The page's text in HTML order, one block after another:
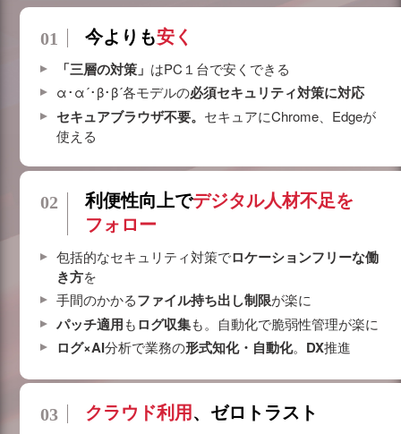
今よりも安く
「三層の対策」 はPC１台で安くできる
α･α´･β･β´各モデルの必須セキュリティ対策に対応
セキュアブラウザ不要。 セキュアにChrome、Edgeが
使える
利便性向上でデジタル人材不足を
フォロー
包括的なセキュリティ対策でロケーションフリーな働
き方を
手間のかかるファイル持ち出し制限が楽に
パッチ適用もログ収集も。自動化で脆弱性管理が楽に
ログ×AI分析で業務の形式知化・自動化。 DX推進
クラウド利用 、ゼロトラスト